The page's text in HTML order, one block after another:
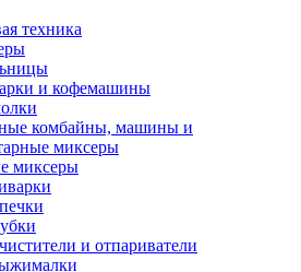
техника
и кофемашины
комбайны, машины и
миксеры
миксеры
и отпариватели